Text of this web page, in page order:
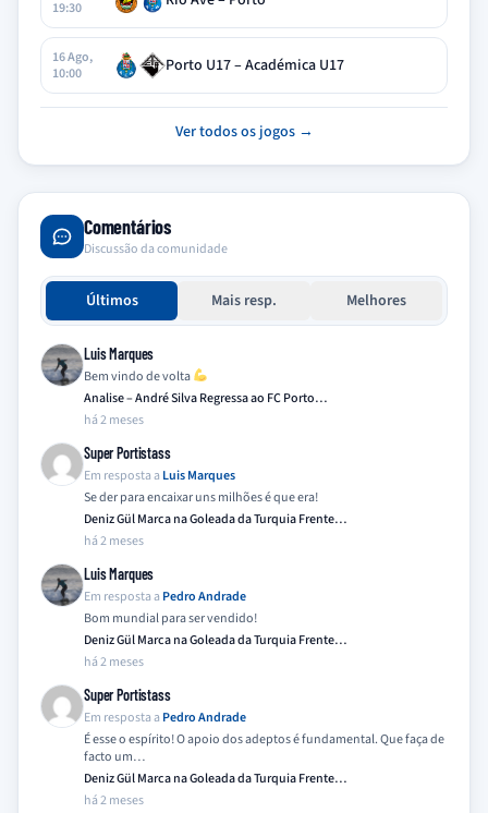
19:30
16 Ago,
10:00
Porto U17 – Académica U17
Ver todos os jogos →
Comentários
Discussão da comunidade
Últimos Mais resp. Melhores
Luis Marques
Bem vindo de volta
Analise – André Silva Regressa ao FC Porto…
há 2 meses
Super Portistass
Em resposta a Luis Marques
Se der para encaixar uns milhões é que era!
Deniz Gül Marca na Goleada da Turquia Frente…
há 2 meses
Luis Marques
Em resposta a Pedro Andrade
Bom mundial para ser vendido!
Deniz Gül Marca na Goleada da Turquia Frente…
há 2 meses
Super Portistass
Em resposta a Pedro Andrade
É esse o espírito! O apoio dos adeptos é fundamental. Que faça de
facto um…
Deniz Gül Marca na Goleada da Turquia Frente…
há 2 meses